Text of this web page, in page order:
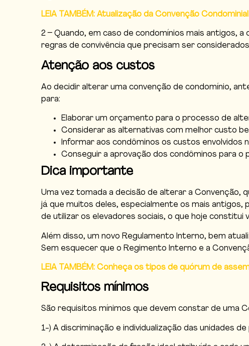
LEIA TAMBÉM: Atualização da Convenção
2 – Quando, em caso de condomínios mais antigos,
regras de convivência que precisam ser
Atenção aos custos
Ao decidir alterar uma convenção de condomínio,
para:
Elaborar um orçamento para o processo de
Considerar as alternativas com melhor custo
Informar aos condôminos os custos envolvidos
Conseguir a aprovação dos condôminos para o
Dica importante
Uma vez tomada a decisão de alterar a Convenção,
já que muitos deles, especialmente os mais antigos,
de utilizar os elevadores sociais, o que hoje constitui
Além disso, um novo Regulamento Interno, bem
Sem esquecer que o Regimento Interno e a
LEIA TAMBÉM: Conheça os tipos de quórum de
Requisitos mínimos
São requisitos mínimos que devem constar de uma
1-) A discriminação e individualização das unidades